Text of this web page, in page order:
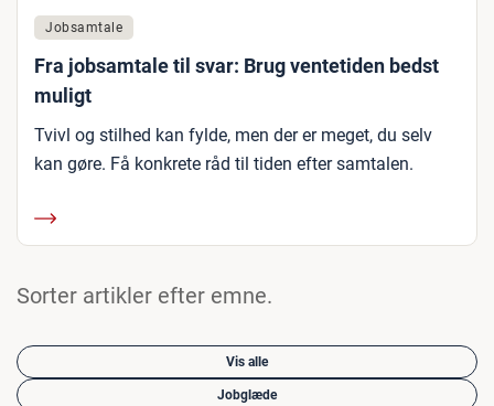
Jobsamtale
Fra jobsamtale til svar: Brug ventetiden bedst
muligt
Tvivl og stilhed kan fylde, men der er meget, du selv
kan gøre. Få konkrete råd til tiden efter samtalen.
Sorter artikler efter emne.
Vis alle
Jobglæde